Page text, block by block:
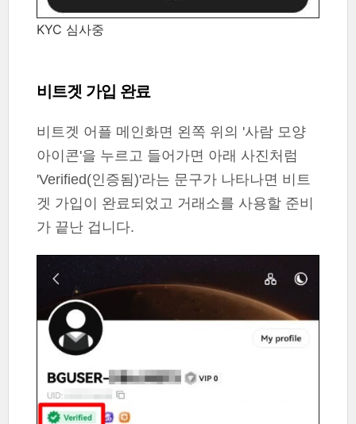
KYC 심사중
비트겟 가입 완료
비트겟 어플 메인화면 왼쪽 위의 '사람 모양
아이콘'을 누르고 들어가면 아래 사진처럼
'Verified(인증됨)'라는 문구가 나타나면 비트
겟 가입이 완료되었고 거래소를 사용할 준비
가 끝난 겁니다.